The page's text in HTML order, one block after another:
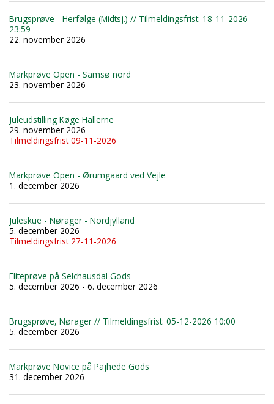
Brugsprøve - Herfølge (Midtsj.) // Tilmeldingsfrist: 18-11-2026
23:59
22. november 2026
Markprøve Open - Samsø nord
23. november 2026
Juleudstilling Køge Hallerne
29. november 2026
Tilmeldingsfrist 09-11-2026
Markprøve Open - Ørumgaard ved Vejle
1. december 2026
Juleskue - Nørager - Nordjylland
5. december 2026
Tilmeldingsfrist 27-11-2026
Eliteprøve på Selchausdal Gods
5. december 2026 - 6. december 2026
Brugsprøve, Nørager // Tilmeldingsfrist: 05-12-2026 10:00
5. december 2026
Markprøve Novice på Pajhede Gods
31. december 2026